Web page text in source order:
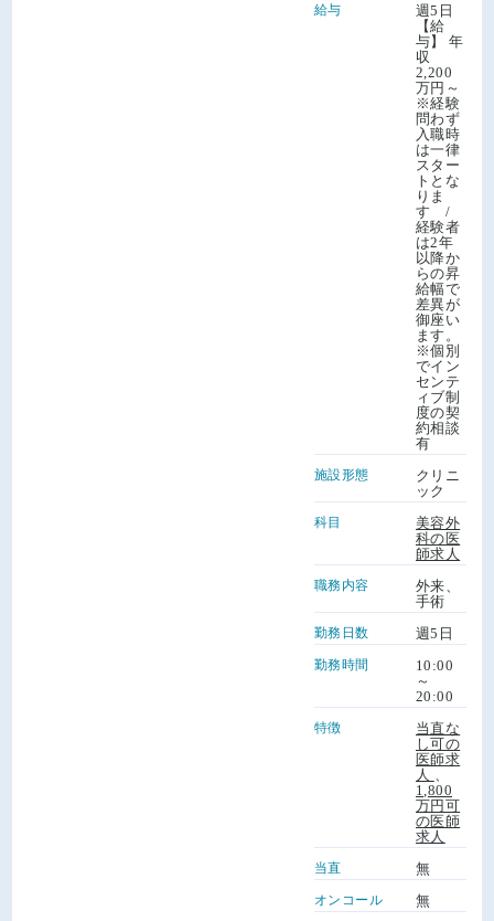
給与
週5日
【給
与】 年
収
2,200
万円～
※経験
問わず
入職時
は一律
スター
トとな
りま
す /
経験者
は2年
以降か
らの昇
給幅で
差異が
御座い
ます。
※個別
でイン
センテ
ィブ制
度の契
約相談
有
施設形態
クリニ
ック
科目
美容外
科の医
師求人
職務内容
外来、
手術
勤務日数 週5日
勤務時間
10:00
～
20:00
特徴
当直な
し可の
医師求
人
1,800
万円可
の医師
求人
当直 無
オンコール 無